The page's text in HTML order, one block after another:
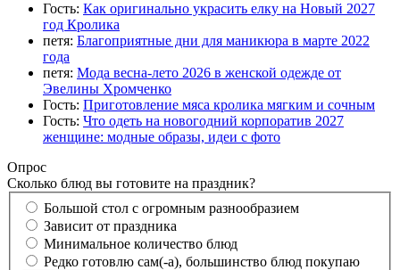
Гость: Как оригинально украсить елку на Новый 2027
год Кролика
петя: Благоприятные дни для маникюра в марте 2022
года
петя: Мода весна-лето 2026 в женской одежде от
Эвелины Хромченко
Гость: Приготовление мяса кролика мягким и сочным
Гость: Что одеть на новогодний корпоратив 2027
женщине: модные образы, идеи с фото
Опрос
Сколько блюд вы готовите на праздник?
Большой стол с огромным разнообразием
Зависит от праздника
Минимальное количество блюд
Редко готовлю сам(-а), большинство блюд покупаю